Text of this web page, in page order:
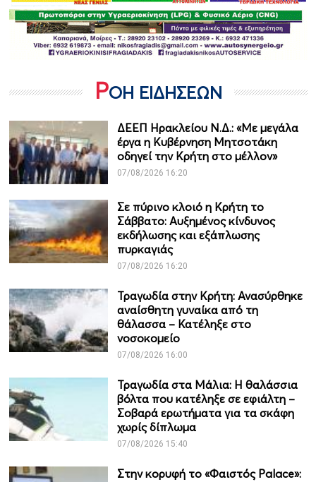
ΡΟΗ ΕΙΔΗΣΕΩΝ
ΔΕΕΠ Ηρακλείου Ν.Δ.: «Με μεγάλα
έργα η Κυβέρνηση Μητσοτάκη
οδηγεί την Κρήτη στο μέλλον»
07/08/2026 16:20
Σε πύρινο κλοιό η Κρήτη το
Σάββατο: Αυξημένος κίνδυνος
εκδήλωσης και εξάπλωσης
πυρκαγιάς
07/08/2026 16:20
Τραγωδία στην Κρήτη: Ανασύρθηκε
αναίσθητη γυναίκα από τη
θάλασσα – Κατέληξε στο
νοσοκομείο
07/08/2026 16:00
Τραγωδία στα Μάλια: Η θαλάσσια
βόλτα που κατέληξε σε εφιάλτη –
Σοβαρά ερωτήματα για τα σκάφη
χωρίς δίπλωμα
07/08/2026 15:40
Στην κορυφή το «Φαιστός Palace»: